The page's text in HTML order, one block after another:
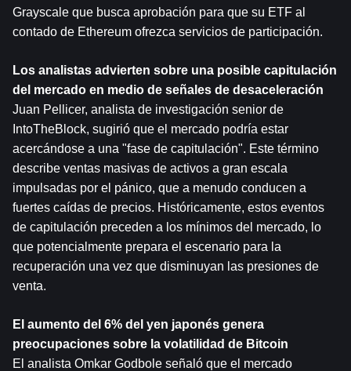
Grayscale que busca aprobación para que su ETF al
contado de Ethereum ofrezca servicios de participación.
Los analistas advierten sobre una posible capitulación
del mercado en medio de señales de desaceleración
Juan Pellicer, analista de investigación senior de
IntoTheBlock, sugirió que el mercado podría estar
acercándose a una "fase de capitulación". Este término
describe ventas masivas de activos a gran escala
impulsadas por el pánico, que a menudo conducen a
fuertes caídas de precios. Históricamente, estos eventos
de capitulación preceden a los mínimos del mercado, lo
que potencialmente prepara el escenario para la
recuperación una vez que disminuyan las presiones de
venta.
El aumento del 6% del yen japonés genera
preocupaciones sobre la volatilidad de Bitcoin
El analista Omkar Godbole señaló que el mercado